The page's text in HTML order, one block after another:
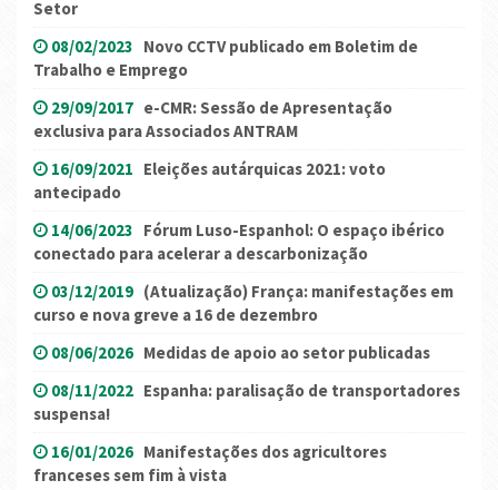
Setor
08/02/2023 Novo CCTV publicado em Boletim de
Trabalho e Emprego
29/09/2017 e-CMR: Sessão de Apresentação
exclusiva para Associados ANTRAM
16/09/2021 Eleições autárquicas 2021: voto
antecipado
14/06/2023 Fórum Luso-Espanhol: O espaço ibérico
conectado para acelerar a descarbonização
03/12/2019 (Atualização) França: manifestações em
curso e nova greve a 16 de dezembro
08/06/2026 Medidas de apoio ao setor publicadas
08/11/2022 Espanha: paralisação de transportadores
suspensa!
16/01/2026 Manifestações dos agricultores
franceses sem fim à vista